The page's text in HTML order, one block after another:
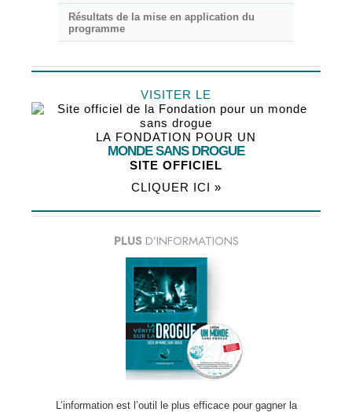
Résultats de la mise en application du
programme
VISITER LE
LA FONDATION POUR UN
MONDE SANS DROGUE
SITE OFFICIEL
CLIQUER ICI »
PLUS D’INFORMATIONS
L’information est l’outil le plus efficace pour gagner la